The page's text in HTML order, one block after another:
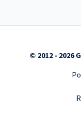
© 2012 - 2026